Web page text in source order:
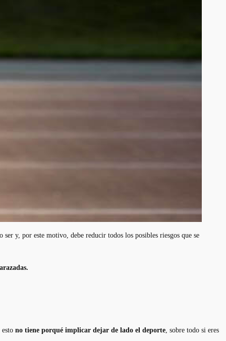
y, por este motivo, debe reducir todos los posibles riesgos que se
no tiene porqué implicar dejar de lado el deporte , sobre todo si eres